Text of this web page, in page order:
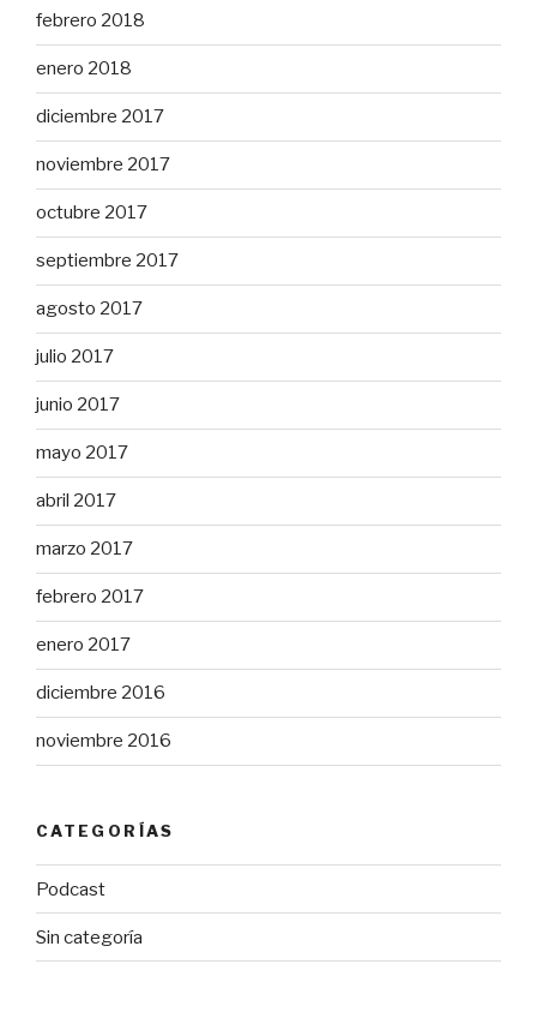
febrero 2018
enero 2018
diciembre 2017
noviembre 2017
octubre 2017
septiembre 2017
agosto 2017
julio 2017
junio 2017
mayo 2017
abril 2017
marzo 2017
febrero 2017
enero 2017
diciembre 2016
noviembre 2016
CATEGORÍAS
Podcast
Sin categoría